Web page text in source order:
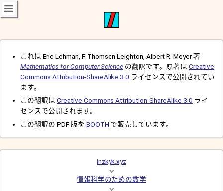
これは Eric Lehman, F. Thomson Leighton, Albert R. Meyer 著
Mathematics for Computer Science の翻訳です。原著は Creative
Commons Attribution-ShareAlike 3.0 ライセンスで公開されてい
ます。
この翻訳は Creative Commons Attribution-ShareAlike 3.0 ライ
センスで公開されます。
この翻訳の PDF 版を BOOTH で販売しています。
inzkyk.xyz
情報科学のための数学